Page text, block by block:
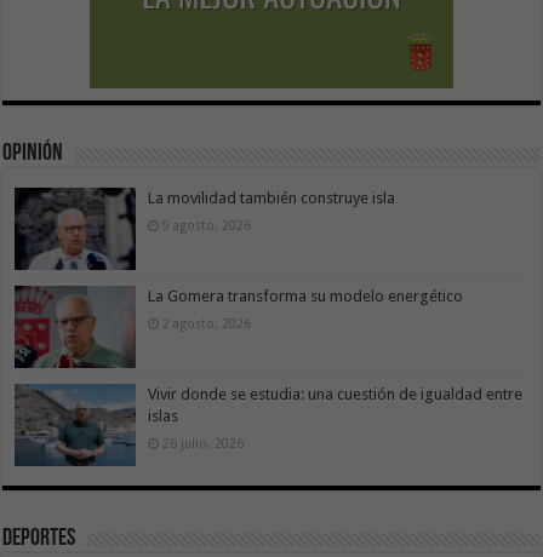
Opinión
La movilidad también construye isla
9 agosto, 2026
La Gomera transforma su modelo energético
2 agosto, 2026
Vivir donde se estudia: una cuestión de igualdad entre
islas
26 julio, 2026
Deportes